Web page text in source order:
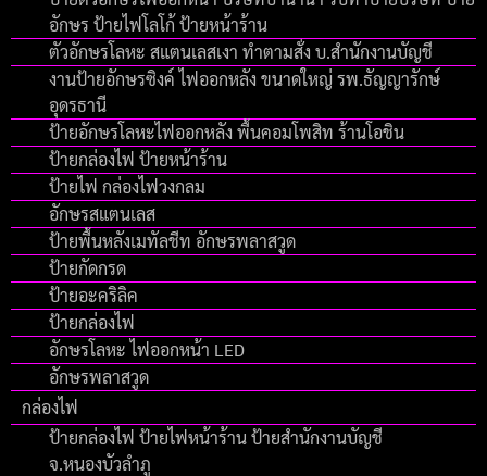
อักษร ป้ายไฟโลโก้ ป้ายหน้าร้าน
ตัวอักษรโลหะ สแตนเลสเงา ทำตามสั่ง บ.สำนักงานบัญชี
งานป้ายอักษรซิงค์ ไฟออกหลัง ขนาดใหญ่ รพ.ธัญญารักษ์
อุดรธานี
ป้ายอักษรโลหะไฟออกหลัง พื้นคอมโพสิท ร้านโอชิน
ป้ายกล่องไฟ ป้ายหน้าร้าน
ป้ายไฟ กล่องไฟวงกลม
อักษรสแตนเลส
ป้ายพื้นหลังเมทัลชีท อักษรพลาสวูด
ป้ายกัดกรด
ป้ายอะคริลิค
ป้ายกล่องไฟ
อักษรโลหะ ไฟออกหน้า LED
อักษรพลาสวูด
กล่องไฟ
ป้ายกล่องไฟ ป้ายไฟหน้าร้าน ป้ายสำนักงานบัญชี
จ.หนองบัวลำภู